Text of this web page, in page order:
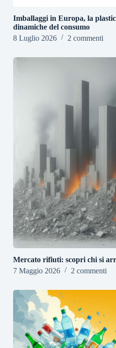
Imballaggi in Europa, la
dinamiche del consumo
8 Luglio 2026
2 commenti
Mercato rifiuti: scopri chi si
7 Maggio 2026
2 commenti